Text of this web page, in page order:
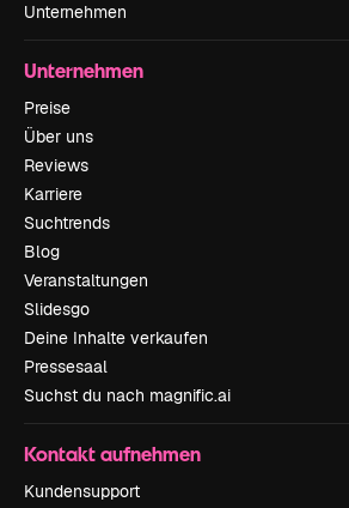
Unternehmen
Unternehmen
Preise
Über uns
Reviews
Karriere
Suchtrends
Blog
Veranstaltungen
Slidesgo
Deine Inhalte verkaufen
Pressesaal
Suchst du nach magnific.ai
Kontakt aufnehmen
Kundensupport